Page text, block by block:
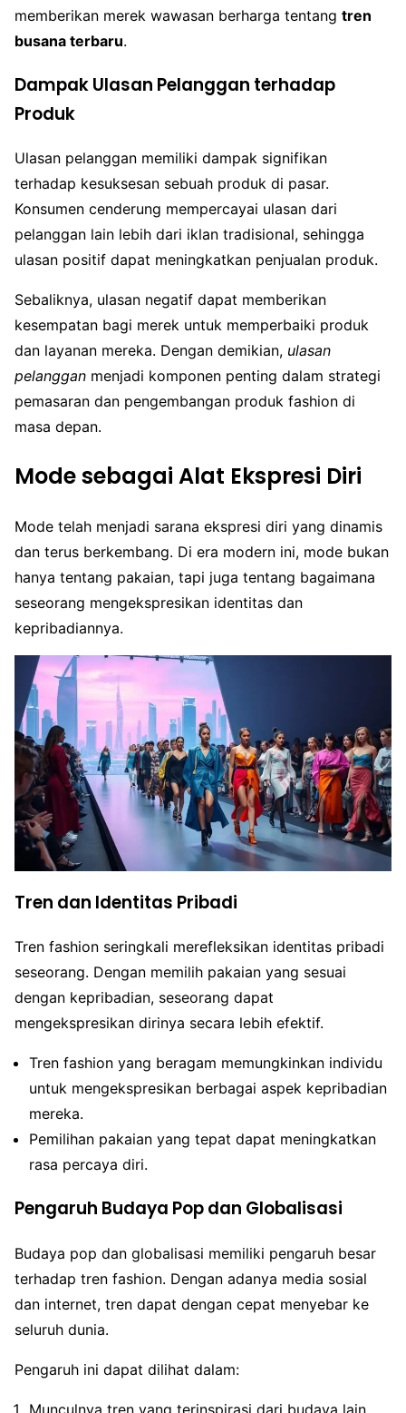
memberikan merek wawasan berharga tentang tren
busana terbaru.
Dampak Ulasan Pelanggan terhadap
Produk
Ulasan pelanggan memiliki dampak signifikan
terhadap kesuksesan sebuah produk di pasar.
Konsumen cenderung mempercayai ulasan dari
pelanggan lain lebih dari iklan tradisional, sehingga
ulasan positif dapat meningkatkan penjualan produk.
Sebaliknya, ulasan negatif dapat memberikan
kesempatan bagi merek untuk memperbaiki produk
dan layanan mereka. Dengan demikian, ulasan
pelanggan menjadi komponen penting dalam strategi
pemasaran dan pengembangan produk fashion di
masa depan.
Mode sebagai Alat Ekspresi Diri
Mode telah menjadi sarana ekspresi diri yang dinamis
dan terus berkembang. Di era modern ini, mode bukan
hanya tentang pakaian, tapi juga tentang bagaimana
seseorang mengekspresikan identitas dan
kepribadiannya.
Tren dan Identitas Pribadi
Tren fashion seringkali merefleksikan identitas pribadi
seseorang. Dengan memilih pakaian yang sesuai
dengan kepribadian, seseorang dapat
mengekspresikan dirinya secara lebih efektif.
Tren fashion yang beragam memungkinkan individu
untuk mengekspresikan berbagai aspek kepribadian
mereka.
Pemilihan pakaian yang tepat dapat meningkatkan
rasa percaya diri.
Pengaruh Budaya Pop dan Globalisasi
Budaya pop dan globalisasi memiliki pengaruh besar
terhadap tren fashion. Dengan adanya media sosial
dan internet, tren dapat dengan cepat menyebar ke
seluruh dunia.
Pengaruh ini dapat dilihat dalam:
Munculnya tren yang terinspirasi dari budaya lain.